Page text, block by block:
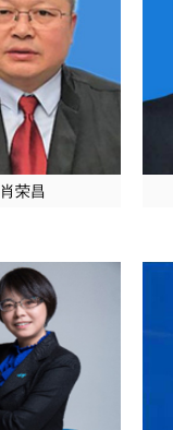
肖荣昌